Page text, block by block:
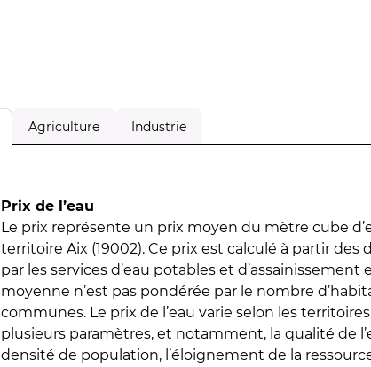
Agriculture Industrie
Prix de l’eau
Le prix représente un prix moyen du mètre cube
territoire Aix (19002). Ce prix est calculé à partir des
par les services d’eau potables et d’assainissement
moyenne n’est pas pondérée par le nombre
communes. Le prix de l’eau varie selon les
plusieurs paramètres, et notamment, la qualité de
densité de population, l’éloignement de la